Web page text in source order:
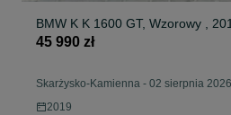
BMW K K 1600 GT, Wzorowy ,
45 990 zł
Skarżysko-Kamienna - 02 sierpnia 2026
2019